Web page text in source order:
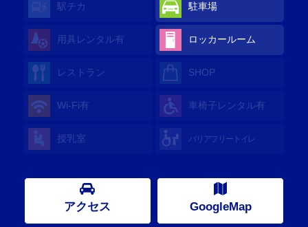
駅チカ 駐車場
用具レンタル有 ロッカールーム
レストラン SHOP
Wi-Fi有 車椅子レンタル有
授乳室 バリアフリートイレ
アクセス GoogleMap